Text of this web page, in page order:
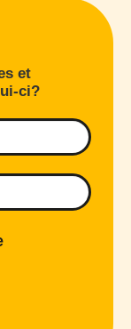
et
ci?